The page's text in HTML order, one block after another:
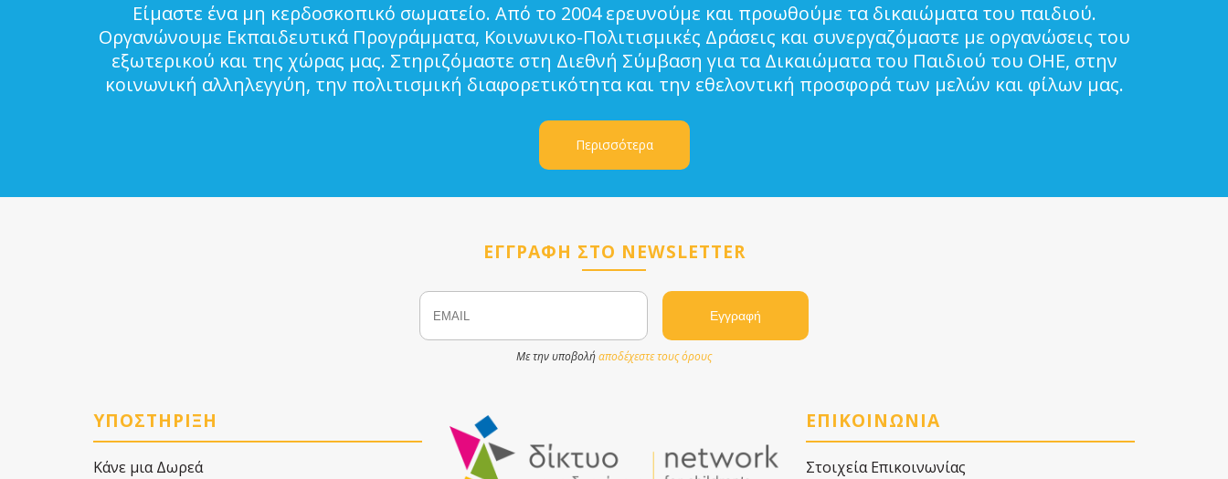
Είμαστε ένα μη κερδοσκοπικό σωματείο. Από το 2004 ερευνούμε και προωθούμε τα δικαιώματα του παιδιού.
Οργανώνουμε Εκπαιδευτικά Προγράμματα, Κοινωνικο-Πολιτισμικές Δράσεις και συνεργαζόμαστε με οργανώσεις του
εξωτερικού και της χώρας μας. Στηριζόμαστε στη Διεθνή Σύμβαση για τα Δικαιώματα του Παιδιού του ΟΗΕ, στην
κοινωνική αλληλεγγύη, την πολιτισμική διαφορετικότητα και την εθελοντική προσφορά των μελών και φίλων μας.
Περισσότερα
ΕΓΓΡΑΦΗ ΣΤΟ NEWSLETTER
Email Name
Με την υποβολήαποδέχεστε τους όρους
ΥΠΟΣΤΗΡΙΞΗ
Κάνε μια Δωρεά
ΕΠΙΚΟΙΝΩΝΙΑ
Στοιχεία Επικοινωνίας